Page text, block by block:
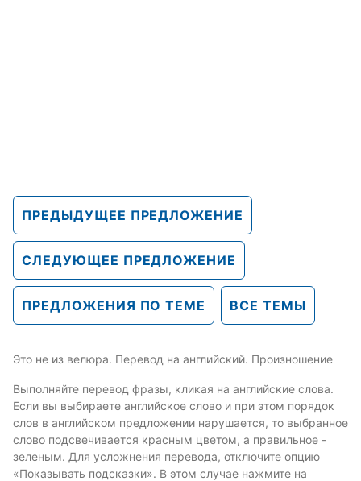
ПРЕДЫДУЩЕЕ ПРЕДЛОЖЕНИЕ
СЛЕДУЮЩЕЕ ПРЕДЛОЖЕНИЕ
ПРЕДЛОЖЕНИЯ ПО ТЕМЕ ВСЕ ТЕМЫ
Это не из велюра. Перевод на английский. Произношение
Выполняйте перевод фразы, кликая на английские слова.
Если вы выбираете английское слово и при этом порядок
слов в английском предложении нарушается, то выбранное
слово подсвечивается красным цветом, а правильное -
зеленым. Для усложнения перевода, отключите опцию
«Показывать подсказки». В этом случае нажмите на